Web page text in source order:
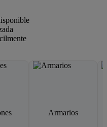
Armarios